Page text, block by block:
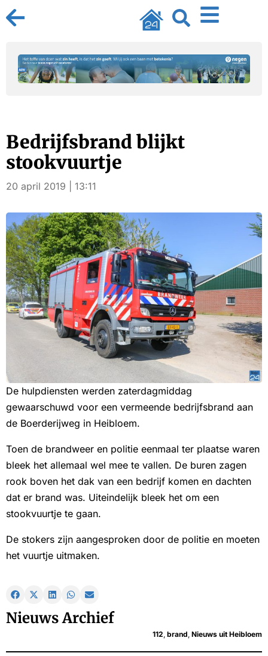
Bedrijfsbrand blijkt
stookvuurtje
20 april 2019 | 13:11
De hulpdiensten werden zaterdagmiddag
gewaarschuwd voor een vermeende bedrijfsbrand aan
de Boerderijweg in Heibloem.
Toen de brandweer en politie eenmaal ter plaatse waren
bleek het allemaal wel mee te vallen. De buren zagen
rook boven het dak van een bedrijf komen en dachten
dat er brand was. Uiteindelijk bleek het om een
stookvuurtje te gaan.
De stokers zijn aangesproken door de politie en moeten
het vuurtje uitmaken.
Nieuws Archief
112, brand, Nieuws uit Heibloem